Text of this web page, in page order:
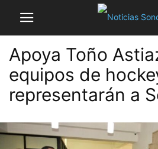
Apoya Toño
equipos de
representarán a